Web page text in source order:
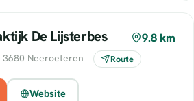
De Lijsterbes 9.8 km
3680 Neeroeteren Route
Website